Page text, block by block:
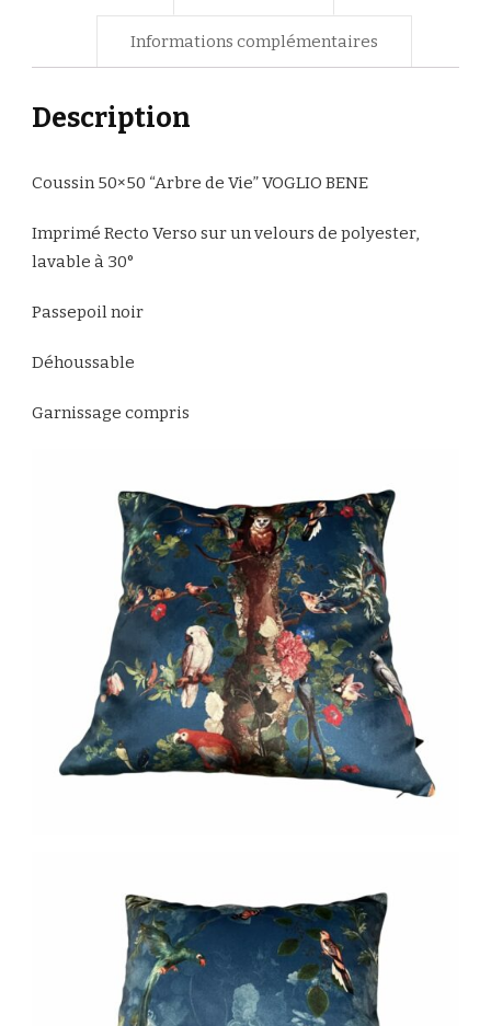
Informations complémentaires
Description
Coussin 50×50 “Arbre de Vie” VOGLIO BENE
Imprimé Recto Verso sur un velours de polyester,
lavable à 30°
Passepoil noir
Déhoussable
Garnissage compris